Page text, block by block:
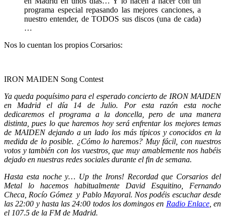
programa especial repasando las mejores canciones, a
nuestro entender, de TODOS sus discos (una de cada)
…
Nos lo cuentan los propios Corsarios:
IRON MAIDEN Song Contest
Ya queda poquísimo para el esperado concierto de IRON MAIDEN
en Madrid el día 14 de Julio. Por esta razón esta noche
dedicaremos el programa a la doncella, pero de una manera
distinta, pues lo que haremos hoy será enfrentar los mejores temas
de MAIDEN dejando a un lado los más típicos y conocidos en la
medida de lo posible. ¿Cómo lo haremos? Muy fácil, con nuestros
votos y también con los vuestros, que muy amablemente nos habéis
dejado en nuestras redes sociales durante el fin de semana.
Hasta esta noche y… Up the Irons! Recordad que Corsarios del
Metal lo hacemos habitualmente David Esquitino, Fernando
Checa, Rocío Gómez y Pablo Mayoral. Nos podéis escuchar desde
las 22:00 y hasta las 24:00 todos los domingos en Radio Enlace, en
el 107.5 de la FM de Madrid.